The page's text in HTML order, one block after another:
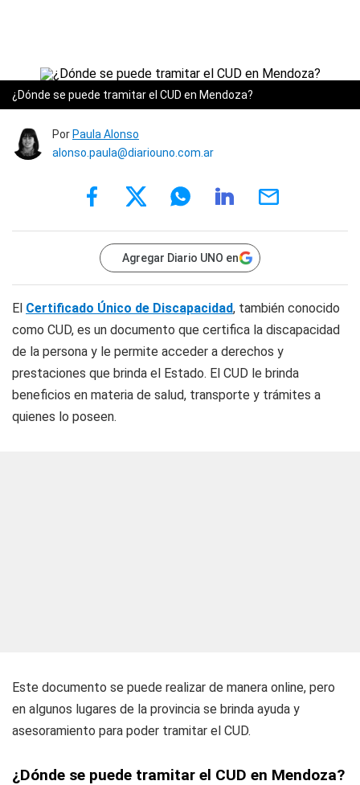
¿Dónde se puede tramitar el CUD en Mendoza?
Por Paula Alonso
alonso.paula@diariouno.com.ar
Agregar Diario UNO en
El Certificado Único de Discapacidad, también conocido
como CUD, es un documento que certifica la discapacidad
de la persona y le permite acceder a derechos y
prestaciones que brinda el Estado. El CUD le brinda
beneficios en materia de salud, transporte y trámites a
quienes lo poseen.
Este documento se puede realizar de manera online, pero
en algunos lugares de la provincia se brinda ayuda y
asesoramiento para poder tramitar el CUD.
¿Dónde se puede tramitar el CUD en Mendoza?